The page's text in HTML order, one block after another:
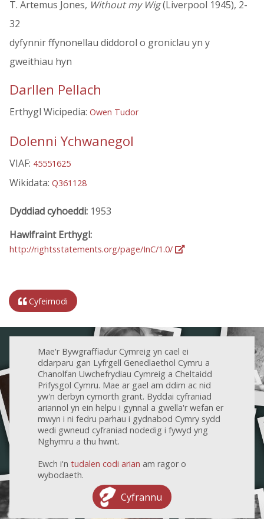
T. Artemus Jones, Without my Wig(Liverpool 1945), 2-
32
dyfynnir ffynonellau diddorol o groniclau yn y
gweithiau hyn
Darllen Pellach
Erthygl Wicipedia: Owen Tudor
Dolenni Ychwanegol
VIAF: 45551625
Wikidata: Q361128
Dyddiad cyhoeddi: 1953
Hawlfraint Erthygl:
http://rightsstatements.org/page/InC/1.0/
Cyfeirnodi
Mae'r Bywgraffiadur Cymreig yn cael ei
ddarparu gan Lyfrgell Genedlaethol Cymru a
Chanolfan Uwchefrydiau Cymreig a Cheltaidd
Prifysgol Cymru. Mae ar gael am ddim ac nid
yw'n derbyn cymorth grant. Byddai cyfraniad
ariannol yn ein helpu i gynnal a gwella'r wefan er
mwyn i ni fedru parhau i gydnabod Cymry sydd
wedi gwneud cyfraniad nodedig i fywyd yng
Nghymru a thu hwnt.
Ewch i'n tudalen codi arian am ragor o
wybodaeth.
Cyfrannu